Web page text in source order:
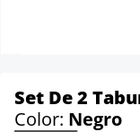
Set De 2
Color: Negro